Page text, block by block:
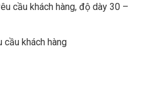
cầu khách hàng, độ dày 30 –
cầu khách hàng